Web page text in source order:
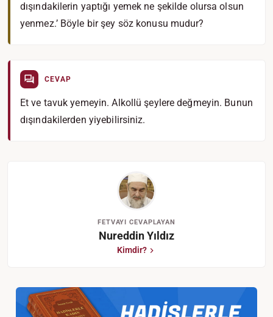
dışındakilerin yaptığı yemek ne şekilde olursa olsun
yenmez.’ Böyle bir şey söz konusu mudur?
CEVAP
Et ve tavuk yemeyin. Alkollü şeylere değmeyin. Bunun
dışındakilerden yiyebilirsiniz.
FETVAYI CEVAPLAYAN
Nureddin Yıldız
Kimdir?